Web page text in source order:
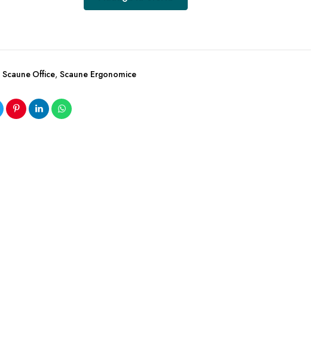
Scaune Office,Scaune Ergonomice